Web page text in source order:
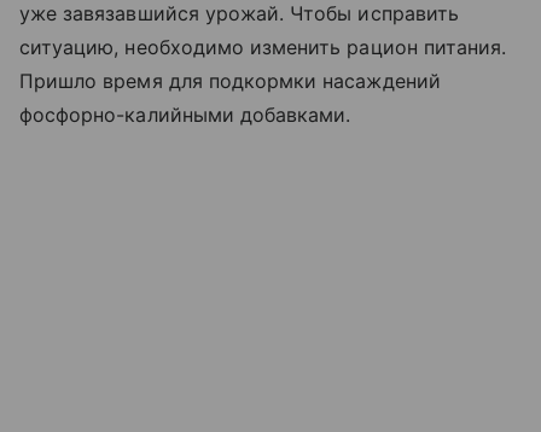
уже завязавшийся урожай. Чтобы исправить
ситуацию, необходимо изменить рацион питания.
Пришло время для подкормки насаждений
фосфорно-калийными добавками.